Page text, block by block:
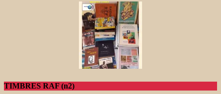
TIMBRES RAF (n2)